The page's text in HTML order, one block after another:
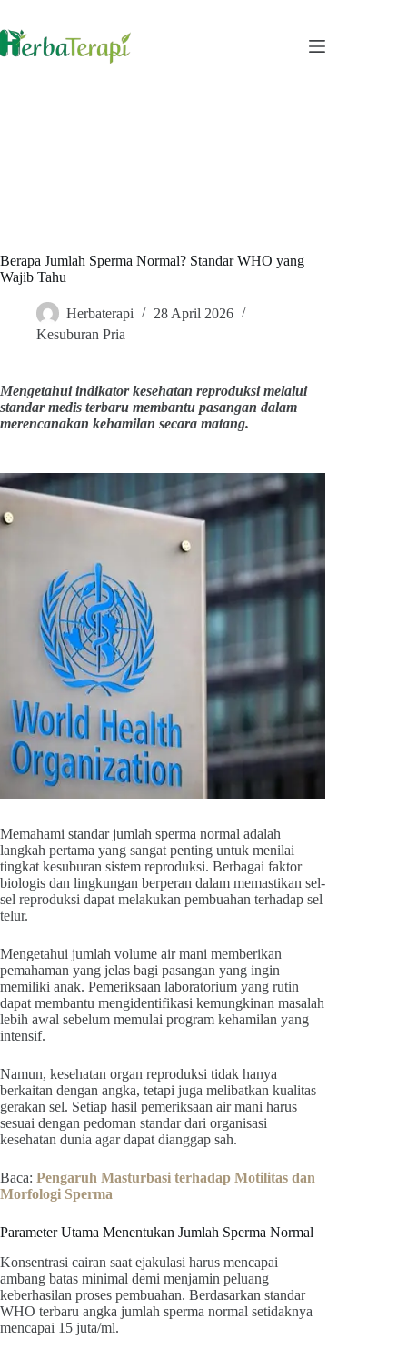
content
Berapa Jumlah Sperma Normal? Standar WHO yang
Wajib Tahu
Herbaterapi
28 April 2026
Kesuburan Pria
Mengetahui indikator kesehatan reproduksi melalui
standar medis terbaru membantu pasangan dalam
merencanakan kehamilan secara matang.
Memahami standar jumlah sperma normal adalah
langkah pertama yang sangat penting untuk menilai
tingkat kesuburan sistem reproduksi. Berbagai faktor
biologis dan lingkungan berperan dalam memastikan sel-
sel reproduksi dapat melakukan pembuahan terhadap sel
telur.
Mengetahui jumlah volume air mani memberikan
pemahaman yang jelas bagi pasangan yang ingin
memiliki anak. Pemeriksaan laboratorium yang rutin
dapat membantu mengidentifikasi kemungkinan masalah
lebih awal sebelum memulai program kehamilan yang
intensif.
Namun, kesehatan organ reproduksi tidak hanya
berkaitan dengan angka, tetapi juga melibatkan kualitas
gerakan sel. Setiap hasil pemeriksaan air mani harus
sesuai dengan pedoman standar dari organisasi
kesehatan dunia agar dapat dianggap sah.
Baca: Pengaruh Masturbasi terhadap Motilitas dan
Morfologi Sperma
Parameter Utama Menentukan Jumlah Sperma Normal
Konsentrasi cairan saat ejakulasi harus mencapai
ambang batas minimal demi menjamin peluang
keberhasilan proses pembuahan. Berdasarkan standar
WHO terbaru angka jumlah sperma normal setidaknya
mencapai 15 juta/ml.